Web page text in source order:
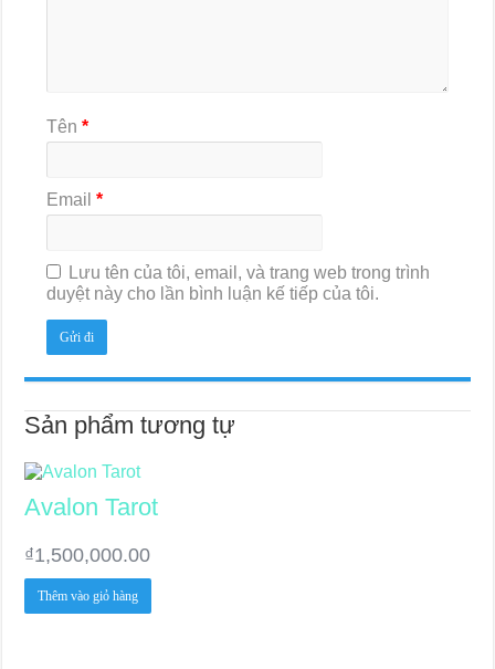
Tên*
Email*
Lưu tên của tôi, email, và trang web trong trình
duyệt này cho lần bình luận kế tiếp của tôi.
Sản phẩm tương tự
Avalon Tarot
₫1,500,000.00
Thêm vào giỏ hàng